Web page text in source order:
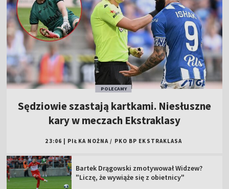
POLECAMY
Sędziowie szastają kartkami. Niesłuszne
kary w meczach Ekstraklasy
23:06 PIŁKA NOŻNA / PKO BP EKSTRAKLASA
Bartek Drągowski zmotywował Widzew?
"Liczę, że wywiąże się z obietnicy"